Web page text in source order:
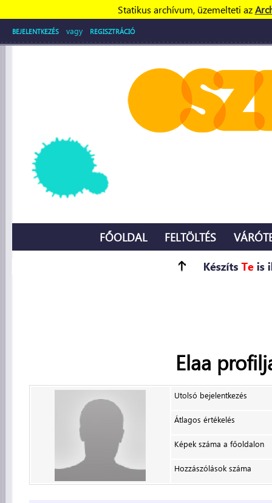
Statikus archívum, üzemelteti az
BEJELENTKEZÉS vagy REGISZTRÁCIÓ
FŐOLDAL FELTÖLTÉS
Elaa
Utolsó bejelentkezés
Átlagos értékelés
Képek száma a főoldalon
Hozzászólások száma